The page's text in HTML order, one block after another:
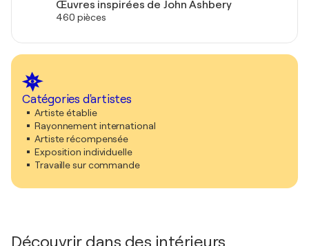
Œuvres inspirées de John Ashbery
460 pièces
Catégories d'artistes
Artiste établie
Rayonnement international
Artiste récompensée
Exposition individuelle
Travaille sur commande
Découvrir dans des intérieurs